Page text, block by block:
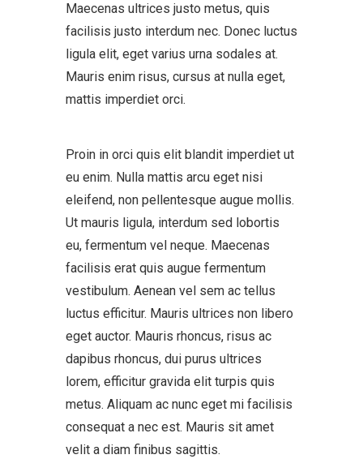
Maecenas ultrices justo metus, quis
facilisis justo interdum nec. Donec luctus
ligula elit, eget varius urna sodales at.
Mauris enim risus, cursus at nulla eget,
mattis imperdiet orci.
Proin in orci quis elit blandit imperdiet ut
eu enim. Nulla mattis arcu eget nisi
eleifend, non pellentesque augue mollis.
Ut mauris ligula, interdum sed lobortis
eu, fermentum vel neque. Maecenas
facilisis erat quis augue fermentum
vestibulum. Aenean vel sem ac tellus
luctus efficitur. Mauris ultrices non libero
eget auctor. Mauris rhoncus, risus ac
dapibus rhoncus, dui purus ultrices
lorem, efficitur gravida elit turpis quis
metus. Aliquam ac nunc eget mi facilisis
consequat a nec est. Mauris sit amet
velit a diam finibus sagittis.